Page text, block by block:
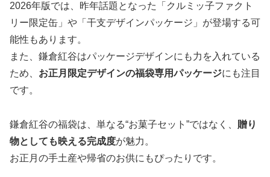
2026年版では、昨年話題となった「クルミッ子ファクト
リー限定缶」や「干支デザインパッケージ」が登場する可
能性もあります。
また、鎌倉紅谷はパッケージデザインにも力を入れている
ため、 お正月限定デザインの福袋専用パッケージにも注目
です。
鎌倉紅谷の福袋は、単なる“お菓子セット”ではなく、 贈り
物としても映える完成度が魅力。
お正月の手土産や帰省のお供にもぴったりです。